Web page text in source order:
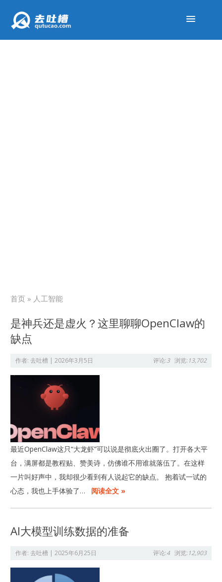
首页 » 人工智能
是神兵还是虚火？这里聊聊OpenClaw的
缺点
作者:去吐槽 |2026年3月5日 评论:3 浏览: 13,702
最近OpenClaw这只“大龙虾”可以说是彻底火出圈了。打开各大平
台，满屏都是教程贴、赞美诗，仿佛谁不用谁就落伍了。在这样
一片叫好声中，我却很少看到有人说起它的缺点。 抱着试一试的
心态，我也上手体验了…
阅读全文 »
AI大模型训练数据的准备
作者:去吐槽 |2025年6月25日 评论:4 浏览: 12,903